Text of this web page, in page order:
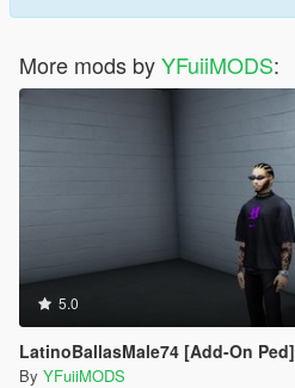
More mods byYFuiiMODS:
5.0
LatinoBallasMale74 [Add-On Ped]
By YFuiiMODS